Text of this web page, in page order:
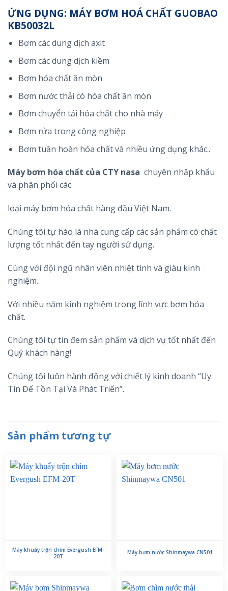
ỨNG DỤNG: MÁY BƠM HOÁ CHẤT GUOBAO
KB50032L
Bơm các dung dịch axit
Bơm các dung dịch kiềm
Bơm hóa chất ăn mòn
Bơm nước thải có hóa chất ăn mòn
Bơm chuyển tải hóa chất cho nhà máy
Bơm rửa trong công nghiệp
Bơm tuần hoàn hóa chất và nhiều ứng dụng khác..
Máy bơm hóa chất của CTY nasa chuyên nhập khẩu
và phân phối các
loại máy bơm hóa chất hàng đầu Việt Nam.
Chúng tôi tự hào là nhà cung cấp các sản phẩm có chất
lượng tốt nhất đến tay người sử dụng.
Cùng với đội ngũ nhân viên nhiệt tình và giàu kinh
nghiệm.
Với nhiều năm kinh nghiệm trong lĩnh vực bơm hóa
chất.
Chúng tôi tự tin đem sản phẩm và dịch vụ tốt nhất đến
Quý khách hàng!
Chúng tôi luôn hành động với chiết lý kinh doanh “Uy
Tín Để Tồn Tại Và Phát Triển”.
Sản phẩm tương tự
Máy khuấy trộn chìm Evergush EFM-
20T
Máy bơm nước Shinmaywa CN501